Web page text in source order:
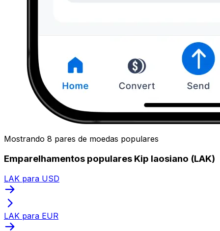
Mostrando 8 pares de moedas populares
Emparelhamentos populares Kip laosiano (LAK)
LAK para USD
LAK para EUR